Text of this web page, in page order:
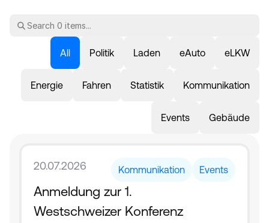
All Politik Laden eAuto eLKW
Energie Fahren Statistik Kommunikation
Events Gebäude
20.07.2026 Kommunikation Events
Anmeldung zur 1.
Westschweizer Konferenz